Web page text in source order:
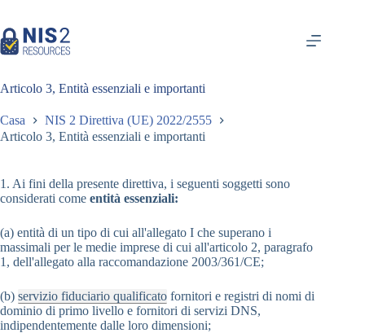
contenuto
Articolo 3, Entità essenziali e importanti
Casa
NIS 2 Direttiva (UE) 2022/2555
Articolo 3, Entità essenziali e importanti
1. Ai fini della presente direttiva, i seguenti soggetti sono
considerati come entità essenziali:
(a) entità di un tipo di cui all'allegato I che superano i
massimali per le medie imprese di cui all'articolo 2, paragrafo
1, dell'allegato alla raccomandazione 2003/361/CE;
(b) servizio fiduciario qualificato fornitori e registri di nomi di
dominio di primo livello e fornitori di servizi DNS,
indipendentemente dalle loro dimensioni;